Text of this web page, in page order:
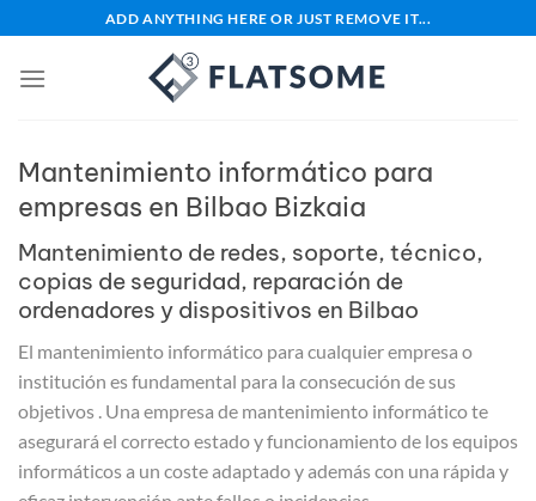
al
contenido
ADD ANYTHING HERE OR JUST REMOVE IT...
Mantenimiento informático para
empresas en Bilbao Bizkaia
Mantenimiento de redes, soporte, técnico,
copias de seguridad, reparación de
ordenadores y dispositivos en Bilbao
El mantenimiento informático para cualquier empresa o
institución es fundamental para la consecución de sus
objetivos . Una empresa de mantenimiento informático te
asegurará el correcto estado y funcionamiento de los equipos
informáticos a un coste adaptado y además con una rápida y